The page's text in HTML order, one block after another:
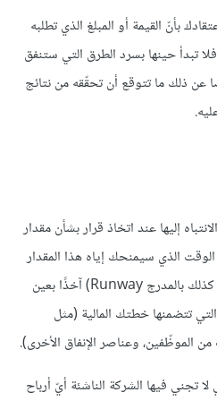
بأنّ القيمة أو المبلغ الذي تطلبه
تبدأ حينها بسرد الطرق التي ستنفق
ذلك ما تتوقع أن تحقّقه من نتائج
إليها عند اتخاذ قرار بشأن مقدار
الذي سيمنحك إياه هذا المقدار
لتتمكن من إطلاق منتجك (يعرف كذلك بالمدرج Runway) آخذًا بعين
تتضمنها خطتك المالية (مثل
من الموظّفين، وعناصر اﻹنفاق اﻷخرى).
تجني فيها الشركة الناشئة أيّ أرباح